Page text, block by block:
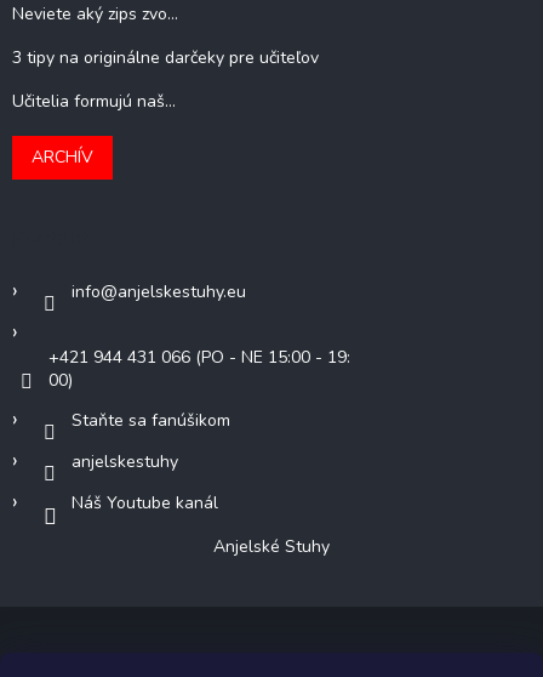
Neviete aký zips zvo...
3 tipy na originálne darčeky pre učiteľov
Učitelia formujú naš...
ARCHÍV
info@anjelskestuhy.eu
+421 944 431 066 (PO - NE 15:00 - 19:
00)
Staňte sa fanúšikom
anjelskestuhy
Náš Youtube kanál
Anjelské Stuhy